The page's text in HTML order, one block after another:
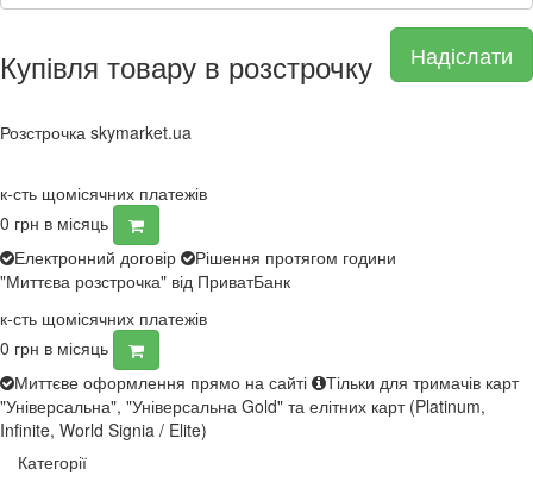
Надіслати
Купівля товару в розстрочку
Розстрочка skymarket.ua
к-сть щомісячних платежів
0 грн в місяць
Електронний договір
Рішення протягом години
"Миттєва розстрочка" від ПриватБанк
к-сть щомісячних платежів
0 грн в місяць
Миттєве оформлення прямо на сайті
Тільки для тримачів карт
"Універсальна", "Універсальна Gold" та елітних карт (Platinum,
Infinite, World Signia / Elite)
Категорії